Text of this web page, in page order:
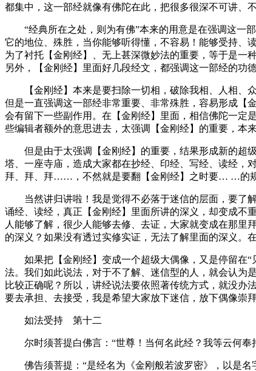
都集中，这一部经就像有佛陀在此，把很多很深不可讲、
“经典所在之处，则为有佛”本来的用意是在强调这一部
它的地位、殊胜，当你能够听得懂，不容易！能够受持、
为了衬托【金刚经】、无上甚深微妙法的重要，等于是一
另外，【金刚经】里面好几段经文，都强调这一部经的功
【金刚经】本来是要扫除一切相，破除我相、人相、众
但是一直强调这一部经非常重要、非常殊胜，容易形成【
会有留下一些副作用。在【金刚经】里面，相信佛陀一定
些编辑者额外的意思进去，太强调【金刚经】的重要，
但是由于太强调【金刚经】的重要，结果形成新的超级
塔、一座寺庙，造成大家都在抄经、印经、写经、读经，
拜、拜、拜……，不然就是要翻【金刚经】之时要… …的
当然讲归讲啦！我是觉得不必落于迷信的层面，要了解
诵经、读经，真正【金刚经】里面所讲的深义，却变成不
人能够了解，很少人能够去修、去证，大家就变成在那里
的深义？如果没有透过实修实证，无法了解里面的深义。
如果把【金刚经】变成一个超级大偶像，又是停留在“
法。我们如此说法，对于不了解、迷信型的人，就会认为
比较正确呢？所以，讲经说法要依照著传统方式，就没办
要去承担、去接受，我是希望大家放下迷信，放下偶像崇
如法受持 第十二
尔时须菩提白佛言：“世尊！当何名此经？我等云何奉
佛告须菩提：“是经名为《金刚般若波罗密》，以是名